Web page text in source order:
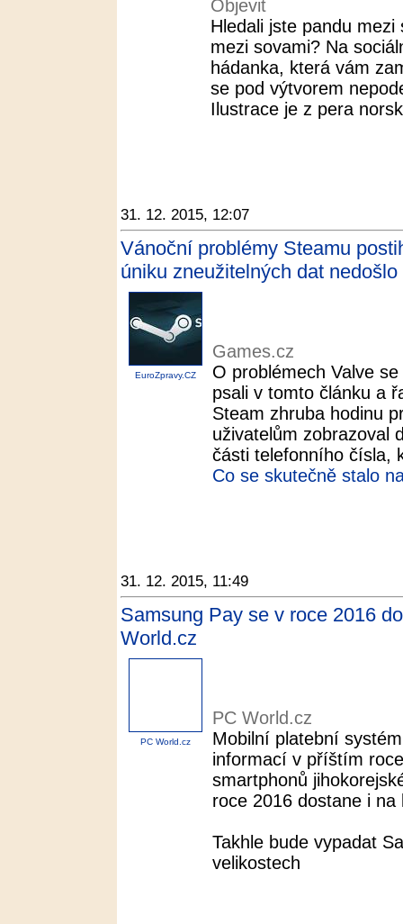
Objevit
Hledali jste pandu
mezi sovami? Na
hádanka, která vám
se pod výtvorem
Ilustrace je z pera
31. 12. 2015, 12:07
Vánoční problémy Steamu
úniku zneužitelných dat
EuroZpravy.CZ
Games.cz
O problémech Valve
psali v tomto článku a
Steam zhruba hodinu
uživatelům zobrazoval
části telefonního čísla,
Co se skutečně stalo
31. 12. 2015, 11:49
Samsung Pay se v roce 2016
World.cz
PC World.cz
PC World.cz
Mobilní platební
informací v příštím
smartphonů
roce 2016 dostane i
Takhle bude vypadat
velikostech